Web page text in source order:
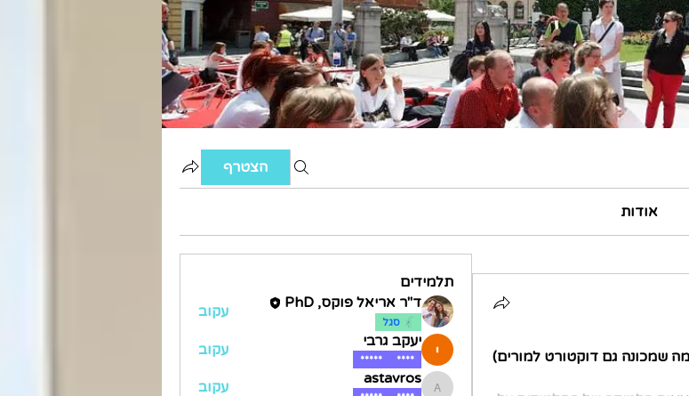
הצטרף
אודות
תלמידים
ד"ר אריאל פוקס, PhD
סגל
עקוב
יעקב גרבי
****
*****
עקוב
astavros עקוב